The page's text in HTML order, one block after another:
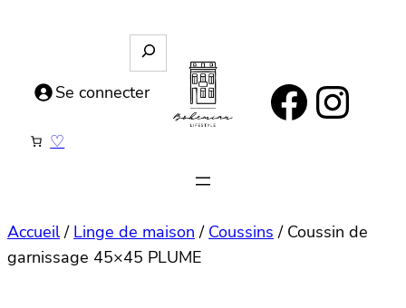
https://www.facebook.com/bohemianlifestyle.be Instagram
e
c
e
Se connecter
♡
Accueil/ Linge de maison / Coussins / Coussin de
garnissage 45×45 PLUME